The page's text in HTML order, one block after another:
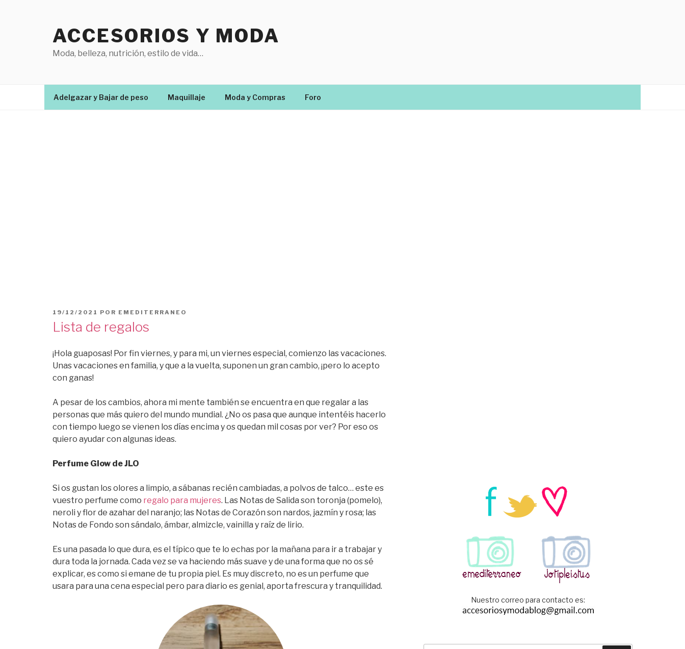
ACCESORIOS Y MODA
Moda, belleza, nutrición, estilo de vida…
Adelgazar y Bajar de peso Maquillaje Moda y Compras Foro
PUBLICADO
EL
19/12/2021 POR EMEDITERRANEO
Lista de regalos
¡Hola guaposas! Por fin viernes, y para mi, un viernes especial, comienzo las vacaciones.
Unas vacaciones en familia, y que a la vuelta, suponen un gran cambio, ¡pero lo acepto
con ganas!
A pesar de los cambios, ahora mi mente también se encuentra en que regalar a las
personas que más quiero del mundo mundial. ¿No os pasa que aunque intentéis hacerlo
con tiempo luego se vienen los días encima y os quedan mil cosas por ver? Por eso os
quiero ayudar con algunas ideas.
Perfume Glow de JLO
Si os gustan los olores a limpio, a sábanas recién cambiadas, a polvos de talco… este es
vuestro perfume como regalo para mujeres. Las Notas de Salida son toronja (pomelo),
neroli y flor de azahar del naranjo; las Notas de Corazón son nardos, jazmín y rosa; las
Notas de Fondo son sándalo, ámbar, almizcle, vainilla y raíz de lirio.
Es una pasada lo que dura, es el típico que te lo echas por la mañana para ir a trabajar y
dura toda la jornada. Cada vez se va haciendo más suave y de una forma que no os sé
explicar, es como si emane de tu propia piel. Es muy discreto, no es un perfume que
usara para una cena especial pero para diario es genial, aporta frescura y tranquilidad.
Nuestro correo para contacto es: